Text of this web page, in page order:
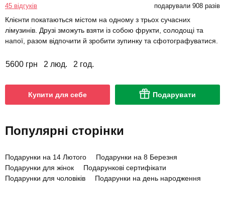
45 відгуків подарували 908 разів
Клієнти покатаються містом на одному з трьох сучасних
лімузинів. Друзі зможуть взяти із собою фрукти, солодощі та
напої, разом відпочити й зробити зупинку та сфотографуватися.
5600 грн 2 люд. 2 год.
Купити для себе Подарувати
Популярні сторінки
Подарунки на 14 Лютого
Подарунки на 8 Березня
Подарунки для жінок
Подарункові сертифікати
Подарунки для чоловіків
Подарунки на день народження